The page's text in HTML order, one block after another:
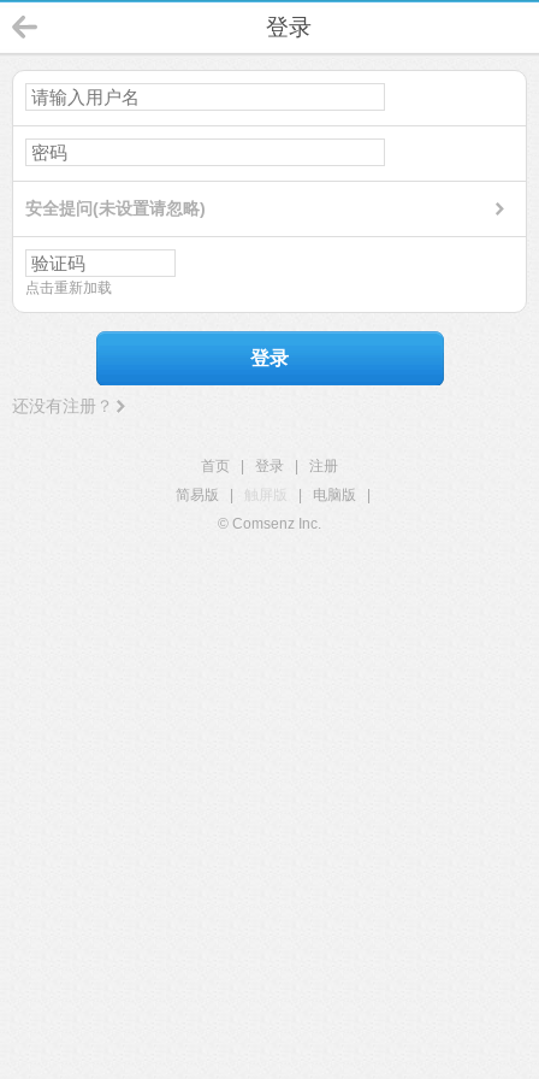
登录
安全提问(未设置请忽略)
点击重新加载
登录
还没有注册？
首页 登录
注册
简易版
触屏版 电脑版
© Comsenz Inc.